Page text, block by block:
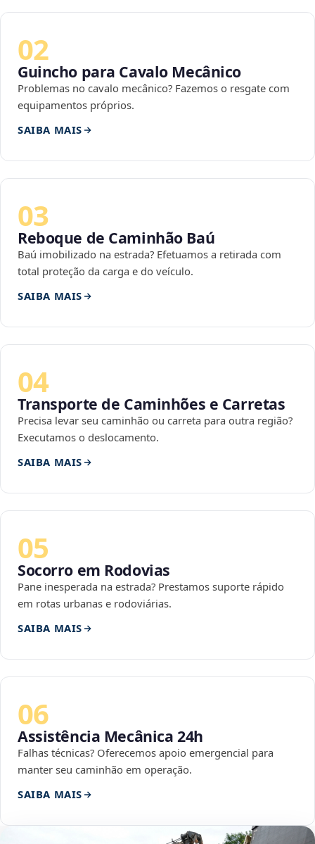
02
Guincho para Cavalo Mecânico
Problemas no cavalo mecânico? Fazemos o resgate com
equipamentos próprios.
SAIBA MAIS
03
Reboque de Caminhão Baú
Baú imobilizado na estrada? Efetuamos a retirada com
total proteção da carga e do veículo.
SAIBA MAIS
04
Transporte de Caminhões e Carretas
Precisa levar seu caminhão ou carreta para outra região?
Executamos o deslocamento.
SAIBA MAIS
05
Socorro em Rodovias
Pane inesperada na estrada? Prestamos suporte rápido
em rotas urbanas e rodoviárias.
SAIBA MAIS
06
Assistência Mecânica 24h
Falhas técnicas? Oferecemos apoio emergencial para
manter seu caminhão em operação.
SAIBA MAIS